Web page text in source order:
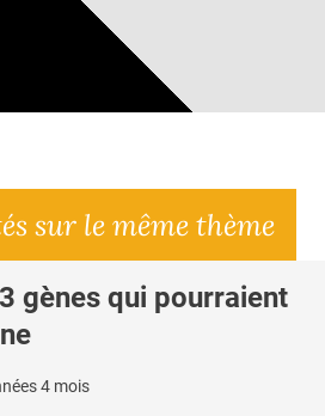
sur le même thème
gènes qui pourraient
4 mois